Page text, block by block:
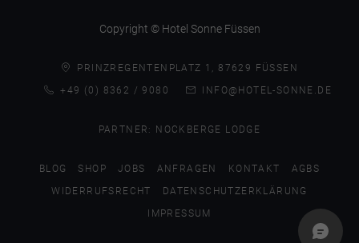
Copyright © Hotel Sonne Füssen
PRINZREGENTENPLATZ 1, 87629 FÜSSEN
+49 (0) 8362 / 9080
INFO@HOTEL-SONNE.DE
PARTNER: NOCKBERGE LODGE
BLOG SHOP JOBS ANFRAGEN KONTAKT
AGBS
WIDERRUFSRECHT
DATENSCHUTZERKLÄRUNG
IMPRESSUM